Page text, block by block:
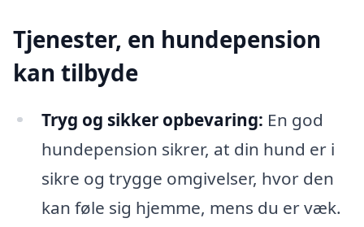
Tjenester, en hundepension
kan tilbyde
Tryg og sikker opbevaring: En god
hundepension sikrer, at din hund er i
sikre og trygge omgivelser, hvor den
kan føle sig hjemme, mens du er væk.